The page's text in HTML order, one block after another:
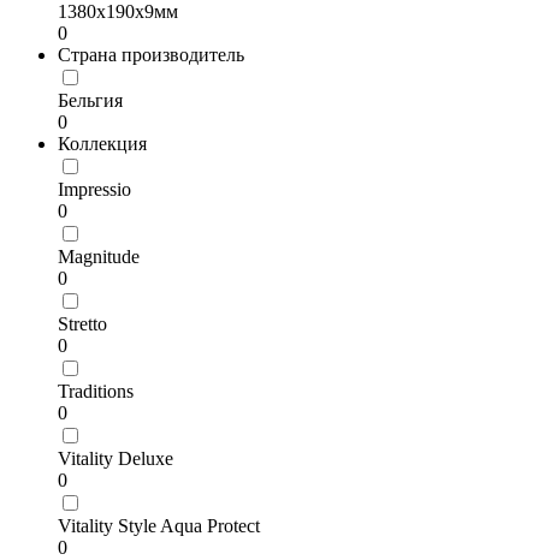
1380х190х9мм
0
Страна производитель
Бельгия
0
Коллекция
Impressio
0
Magnitude
0
Stretto
0
Traditions
0
Vitality Deluxe
0
Vitality Style Aqua Protect
0